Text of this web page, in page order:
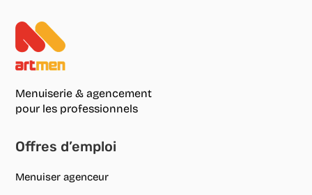
Menuiserie & agencement
pour les professionnels
Offres d’emploi
Menuiser agenceur